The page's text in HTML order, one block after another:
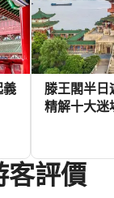
義
滕王閣半日
精解十大迷
客評價